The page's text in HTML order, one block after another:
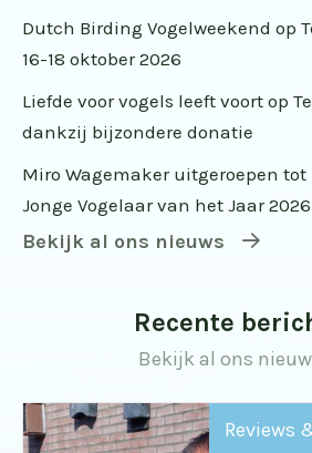
Dutch Birding Vogelweekend op
16-18 oktober 2026
Liefde voor vogels leeft voort op
dankzij bijzondere donatie
Miro Wagemaker uitgeroepen tot
Jonge Vogelaar van het Jaar 2026
Bekijk al ons nieuws
Recente
Bekijk al ons
Reviews